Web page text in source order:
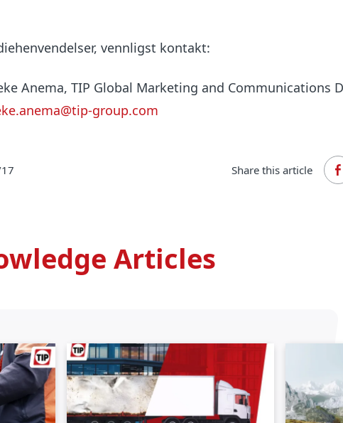
vennligst kontakt:
Anema, TIP Global Marketing and Communications
group.com
Share this article
Articles